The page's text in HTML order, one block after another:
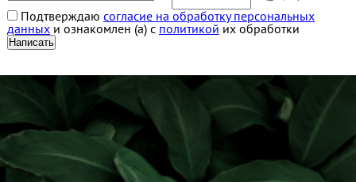
Подтверждаю согласие на обработку персональных
данныхи ознакомлен (а) с политикой их обработки